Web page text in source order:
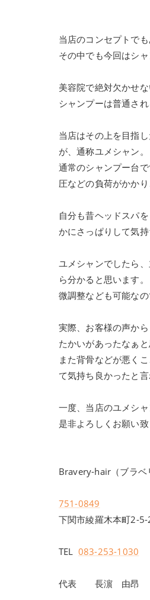
当店のコンセプトで
その中でも今回はシ
美容院で絶対欠かせ
シャンプーは普通さ
当店はその上を目指
が、通称ユメシャン。
通常のシャンプー台
圧などの負荷がかか
自分も昔ヘッドスパ
かにさっぱりして気
ユメシャンでしたら
ら分かると思います。
微調整なども可能な
実際、お客様の声か
たかいがあったなぁと
また背骨などが悪く
て気持ち良かったと
一度、当店のユメシ
是非よろしくお願い致
Bravery-hair（ブラベ
751-0849
下関市綾羅木本町2-
TEL 083-253-1030
代表 長濵 由昂